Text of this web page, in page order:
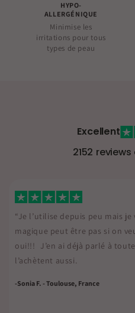
HYPO-
ALLERGÉNIQUE
Minimise les
irritations pour tous
types de peau
Excellent
2152 reviews
buyer
“Je l’utilise depuis
magique peut être
oui!!! J’en ai déjà
l’achètent aussi.
-sonia F. - Toulouse, France